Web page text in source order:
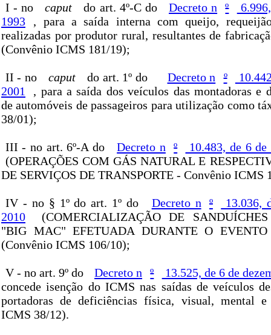
I - no caput do art. 4º-C do Decreto n º
1993
, para a saída interna com queijo,
realizadas por produtor rural, resultantes de
(Convênio ICMS 181/19);
II - no caput do art. 1º do Decreto n º
2001
, para a saída dos veículos das montadoras e
de automóveis de passageiros para utilização como
38/01);
III - no art. 6º-A do Decreto n º
10.483, de 6
(OPERAÇÕES COM GÁS NATURAL E
DE SERVIÇOS DE TRANSPORTE - Convênio ICMS
IV - no § 1º do art. 1º do Decreto n º
13.036,
2010
(COMERCIALIZAÇÃO DE
"BIG MAC" EFETUADA DURANTE O
(Convênio ICMS 106/10);
V - no art. 9º do Decreto n º
13.525, de 6 de
concede isenção do ICMS nas saídas de veículos
portadoras de deficiências física, visual, mental e
ICMS 38/12).